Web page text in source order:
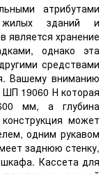
атрибутами
жилых зданий и
является хранение
однако эта
средствами
Вашему вниманию
19060 Н которая
мм, а глубина
может
одним рукавом
заднюю стенку,
Кассета для